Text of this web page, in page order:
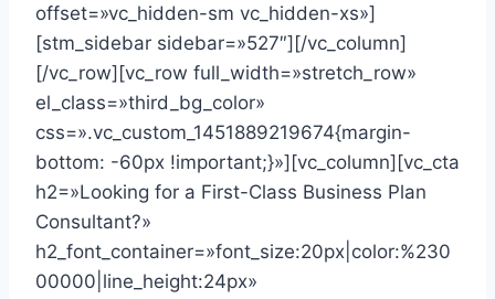
offset=»vc_hidden-sm vc_hidden-xs»]
[stm_sidebar sidebar=»527″][/vc_column]
[/vc_row][vc_row full_width=»stretch_row»
el_class=»third_bg_color»
css=».vc_custom_1451889219674{margin-
bottom: -60px !important;}»][vc_column][vc_cta
h2=»Looking for a First-Class Business Plan
Consultant?»
h2_font_container=»font_size:20px|color:%230
00000|line_height:24px»